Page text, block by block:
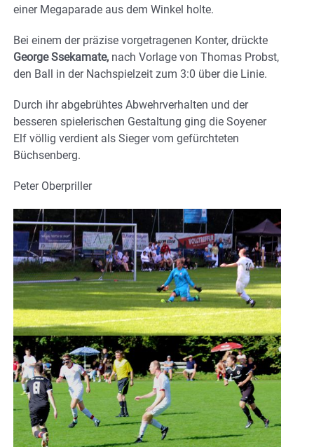
einer Megaparade aus dem Winkel holte.
Bei einem der präzise vorgetragenen Konter, drückte
George Ssekamate, nach Vorlage von Thomas Probst,
den Ball in der Nachspielzeit zum 3:0 über die Linie.
Durch ihr abgebrühtes Abwehrverhalten und der
besseren spielerischen Gestaltung ging die Soyener
Elf völlig verdient als Sieger vom gefürchteten
Büchsenberg.
Peter Oberpriller